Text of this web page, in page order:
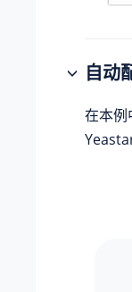
自动
在本例